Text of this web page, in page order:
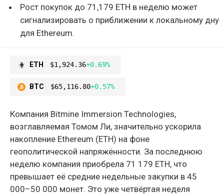
Рост покупок до 71,179 ETH в неделю может
сигнализировать о приближении к локальному дну
для Ethereum.
ETH $1,924.36+0.69%
BTC $65,116.80+0.57%
Компания Bitmine Immersion Technologies,
возглавляемая Томом Ли, значительно ускорила
накопление Ethereum (ETH) на фоне
геополитической напряжённости. За последнюю
неделю компания приобрела 71 179 ETH, что
превышает её средние недельные закупки в 45
000–50 000 монет. Это уже четвёртая неделя